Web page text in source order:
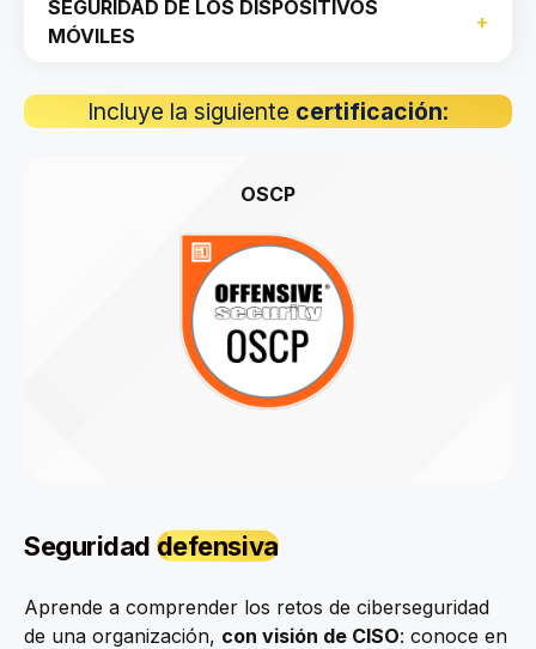
SEGURIDAD DE LOS DISPOSITIVOS
MÓVILES
Incluye la siguiente certificación:
OSCP
Seguridad defensiva
Aprende a comprender los retos de ciberseguridad
de una organización, con visión de CISO: conoce en